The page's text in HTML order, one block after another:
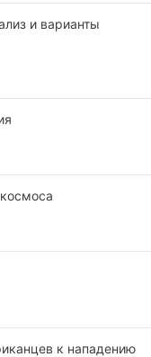
и варианты
к нападению